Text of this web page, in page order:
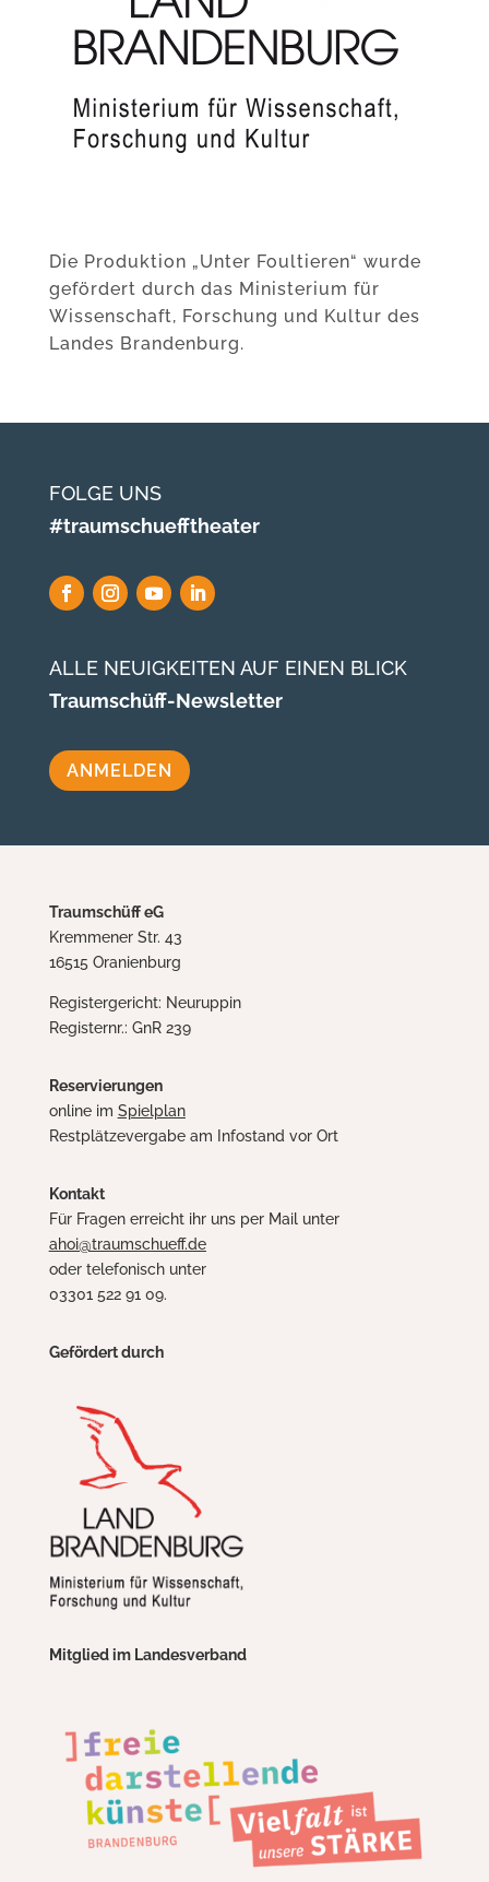
Die Produktion „Unter Foultieren“ wurde
gefördert durch das Ministerium für
Wissenschaft, Forschung und Kultur des
Landes Brandenburg.
FOLGE UNS
#traumschuefftheater
ALLE NEUIGKEITEN AUF EINEN BLICK
Traumschüff-Newsletter
ANMELDEN
Traumschüff eG
Kremmener Str. 43
16515 Oranienburg
Registergericht: Neuruppin
Registernr.: GnR 239
Reservierungen
online im Spielplan
Restplätzevergabe am Infostand vor Ort
Kontakt
Für Fragen erreicht ihr uns per Mail unter
ahoi@traumschueff.de
oder telefonisch unter
03301 522 91 09.
Gefördert durch
Mitglied im Landesverband